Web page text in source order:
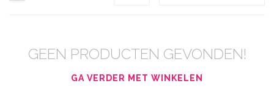
GEEN PRODUCTEN GEVONDEN!
GA VERDER MET WINKELEN